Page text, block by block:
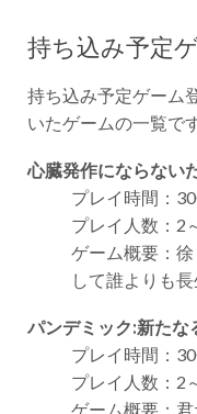
持ち込み予定
持ち込み予定ゲーム
いたゲームの一覧です
心臓発作にならない
プレイ時間：
プレイ人数：2
ゲーム概要：
して誰よりも長
パンデミック:新たな
プレイ時間：
プレイ人数：2
ゲーム概要：